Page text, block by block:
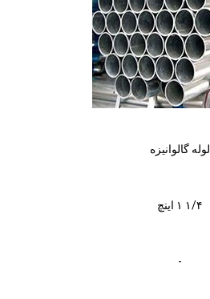
لوله گالوانیزه
۱/۴ ۱ اینچ
-